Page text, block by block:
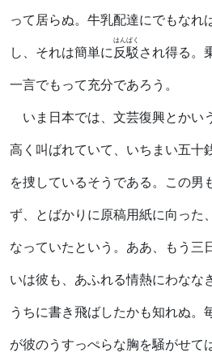
って居らぬ。牛乳配達にでもなれ
し、それは簡単に反駁
はんばく
され得る。
一言でもって充分であろう。
いま日本では、文芸復興とかい
高く叫ばれていて、いちまい五十
を捜しているそうである。この男
ず、とばかりに原稿用紙に向った
なっていたという。ああ、もう三
いは彼も、あふれる情熱にわなな
うちに書き飛ばしたかも知れぬ。
が彼のうすっぺらな胸を騒がせて